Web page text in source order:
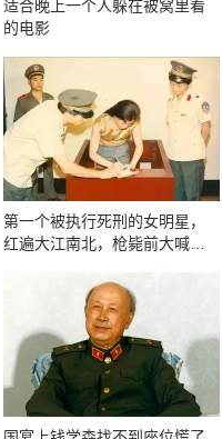
适合晚上一个人躲在被窝里看
的电影
第一个被执行死刑的女明星，
红遍大江南北，枪毙前大喊：